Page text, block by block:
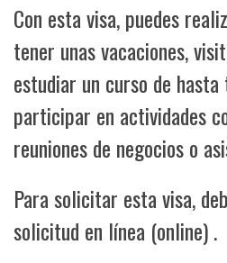
Con esta visa, puedes
tener unas vacaciones,
estudiar un curso de
participar en actividades
reuniones de negocios o
Para solicitar esta visa,
solicitud en línea (online) .